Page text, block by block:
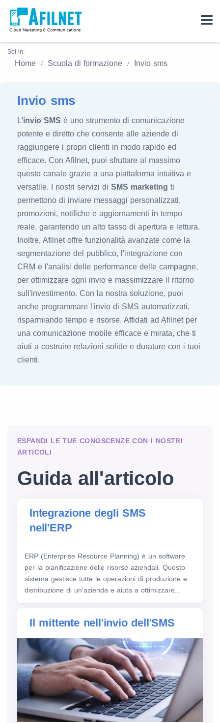
Sei in:
Home Scuola di formazione Invio sms
Invio sms
L'invio SMS è uno strumento di comunicazione
potente e diretto che consente alle aziende di
raggiungere i propri clienti in modo rapido ed
efficace. Con Afilnet, puoi sfruttare al massimo
questo canale grazie a una piattaforma intuitiva e
versatile. I nostri servizi di SMS marketing ti
permettono di inviare messaggi personalizzati,
promozioni, notifiche e aggiornamenti in tempo
reale, garantendo un alto tasso di apertura e lettura.
Inoltre, Afilnet offre funzionalità avanzate come la
segmentazione del pubblico, l'integrazione con
CRM e l'analisi delle performance delle campagne,
per ottimizzare ogni invio e massimizzare il ritorno
sull'investimento. Con la nostra soluzione, puoi
anche programmare l'invio di SMS automatizzati,
risparmiando tempo e risorse. Affidati ad Afilnet per
una comunicazione mobile efficace e mirata, che ti
aiuti a costruire relazioni solide e durature con i tuoi
clienti.
ESPANDI LE TUE CONOSCENZE CON I NOSTRI
ARTICOLI
Guida all'articolo
Integrazione degli SMS
nell'ERP
ERP (Enterprise Resource Planning) è un software
per la pianificazione delle risorse aziendali. Questo
sistema gestisce tutte le operazioni di produzione e
distribuzione di un'azienda e aiuta a ottimizzare...
Il mittente nell'invio dell'SMS